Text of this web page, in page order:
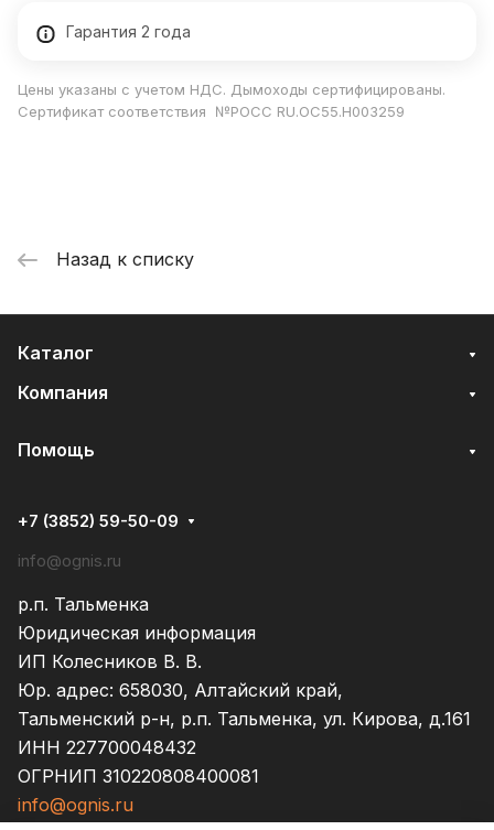
Гарантия 2 года
Цены указаны с учетом НДС. Дымоходы сертифицированы.
Сертификат соответствия №РОСС RU.ОС55.Н003259
Назад к списку
Каталог
Компания
Помощь
+7 (3852) 59-50-09
info@ognis.ru
р.п. Тальменка
Юридическая информация
ИП Колесников В. В.
Юр. адрес: 658030, Алтайский край,
Тальменский р-н, р.п. Тальменка, ул. Кирова, д.161
ИНН 227700048432
ОГРНИП 310220808400081
info@ognis.ru